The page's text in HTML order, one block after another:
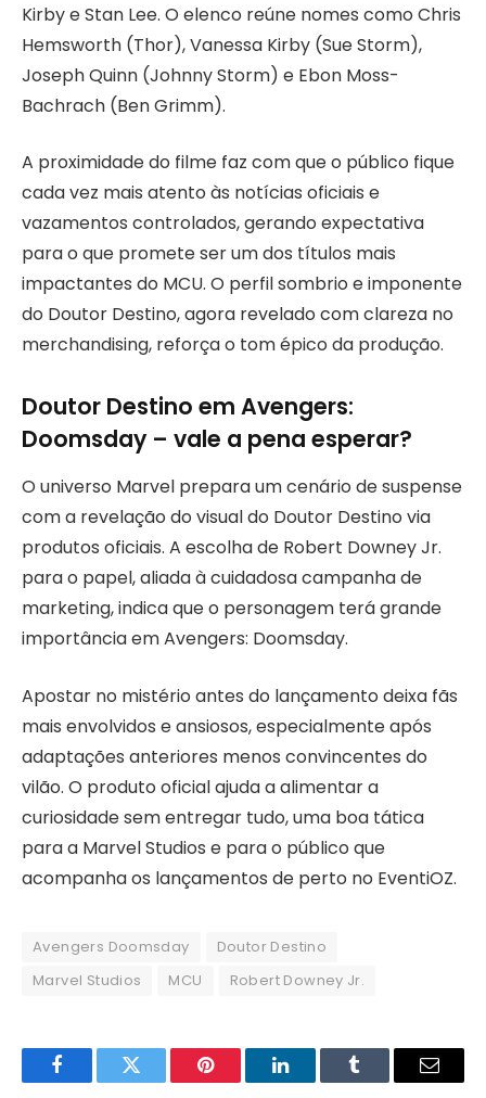
Kirby e Stan Lee. O elenco reúne nomes como Chris
Hemsworth (Thor), Vanessa Kirby (Sue Storm),
Joseph Quinn (Johnny Storm) e Ebon Moss-
Bachrach (Ben Grimm).
A proximidade do filme faz com que o público fique
cada vez mais atento às notícias oficiais e
vazamentos controlados, gerando expectativa
para o que promete ser um dos títulos mais
impactantes do MCU. O perfil sombrio e imponente
do Doutor Destino, agora revelado com clareza no
merchandising, reforça o tom épico da produção.
Doutor Destino em Avengers:
Doomsday – vale a pena esperar?
O universo Marvel prepara um cenário de suspense
com a revelação do visual do Doutor Destino via
produtos oficiais. A escolha de Robert Downey Jr.
para o papel, aliada à cuidadosa campanha de
marketing, indica que o personagem terá grande
importância em Avengers: Doomsday.
Apostar no mistério antes do lançamento deixa fãs
mais envolvidos e ansiosos, especialmente após
adaptações anteriores menos convincentes do
vilão. O produto oficial ajuda a alimentar a
curiosidade sem entregar tudo, uma boa tática
para a Marvel Studios e para o público que
acompanha os lançamentos de perto no EventiOZ.
Avengers Doomsday
Doutor Destino
Marvel Studios
MCU Robert Downey Jr.
FacebookTwitter Pinterest LinkedInTumblr Email